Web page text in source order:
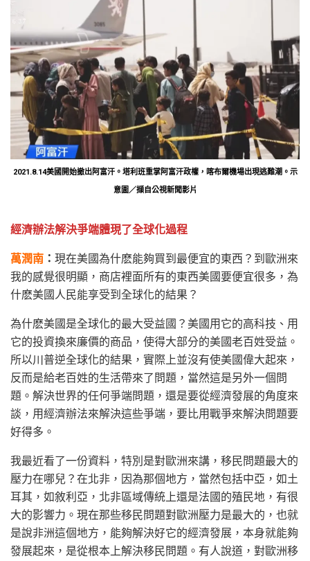
2021.8.14美國開始撤出阿富汗。塔利班重掌阿富汗政權，喀布爾機場出現逃難潮。示
意圖／擷自公視新聞影片
經濟辦法解決爭端體現了全球化過程
萬潤南 ： 現在美國為什麽能夠買到最便宜的東西？到歐洲來
我的感覺很明顯，商店裡面所有的東西美國要便宜很多，為
什麽美國人民能享受到全球化的結果？
為什麽美國是全球化的最大受益國？美國用它的高科技、用
它的投資換來廉價的商品，使得大部分的美國老百姓受益。
所以川普逆全球化的結果，實際上並沒有使美國偉大起來，
反而是給老百姓的生活帶來了問題，當然這是另外一個問
題。解決世界的任何爭端問題，還是要從經濟發展的角度來
談，用經濟辦法來解決這些爭端，要比用戰爭來解決問題要
好得多。
我最近看了一份資料，特別是對歐洲來講，移民問題最大的
壓力在哪兒？在北非，因為那個地方，當然包括中亞，如土
耳其，如敘利亞，北非區域傳統上還是法國的殖民地，有很
大的影響力。現在那些移民問題對歐洲壓力是最大的，也就
是說非洲這個地方，能夠解決好它的經濟發展，本身就能夠
發展起來，是從根本上解決移民問題。有人說道，對歐洲移